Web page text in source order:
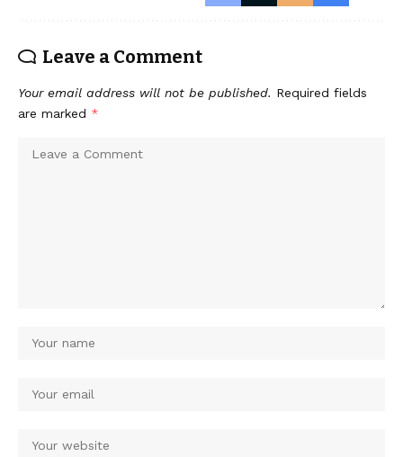
Leave a Comment
Your email address will not be published. Required fields
are marked *